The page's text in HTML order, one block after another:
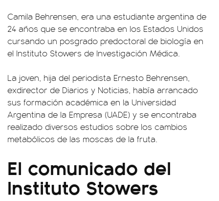
Camila Behrensen, era una estudiante argentina de
24 años que se encontraba en los Estados Unidos
cursando un posgrado predoctoral de biología en
el Instituto Stowers de Investigación Médica.
La joven, hija del periodista Ernesto Behrensen,
exdirector de Diarios y Noticias, había arrancado
sus formación académica en la Universidad
Argentina de la Empresa (UADE) y se encontraba
realizado diversos estudios sobre los cambios
metabólicos de las moscas de la fruta.
El comunicado del
Instituto Stowers